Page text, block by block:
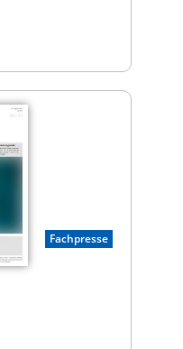
Fachpresse